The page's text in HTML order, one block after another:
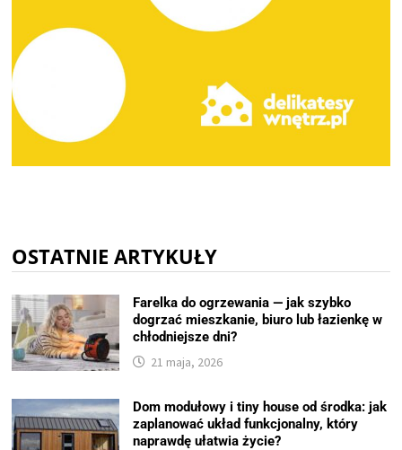
OSTATNIE ARTYKUŁY
Farelka do ogrzewania — jak szybko
dogrzać mieszkanie, biuro lub łazienkę w
chłodniejsze dni?
21 maja, 2026
Dom modułowy i tiny house od środka: jak
zaplanować układ funkcjonalny, który
naprawdę ułatwia życie?